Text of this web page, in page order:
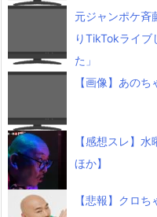
元ジャンポケ斉
りTikTokライブ
た」
【画像】あの
【感想スレ】
ほか】
【悲報】クロ